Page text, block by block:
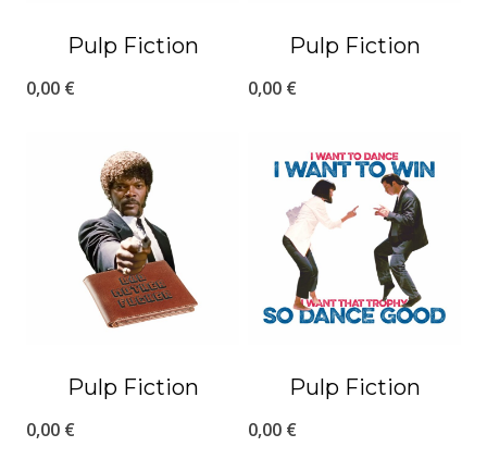
Pulp Fiction
0,00 €
Pulp Fiction
0,00 €
Pulp Fiction
0,00 €
Pulp Fiction
0,00 €